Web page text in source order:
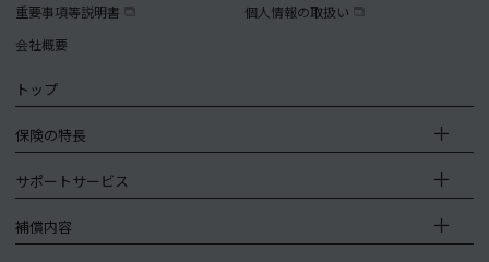
重要事項等説明書
個人情報の取扱い
会社概要
トップ
保険の特長
サポートサービス
補償内容